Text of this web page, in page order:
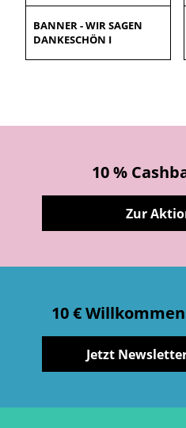
BANNER - WIR SAGEN
DANKESCHÖN I
10 %
Zur
10 €
Jetzt